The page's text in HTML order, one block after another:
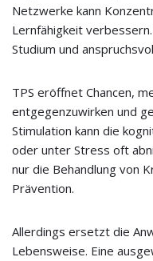
Netzwerke kann
Lernfähigkeit
Studium und
TPS eröffnet Chancen,
entgegenzuwirken und
Stimulation kann die
oder unter Stress oft
nur die Behandlung von
Prävention.
Allerdings ersetzt die
Lebensweise. Eine